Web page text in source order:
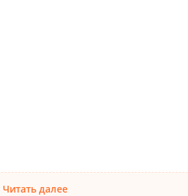
Читать далее